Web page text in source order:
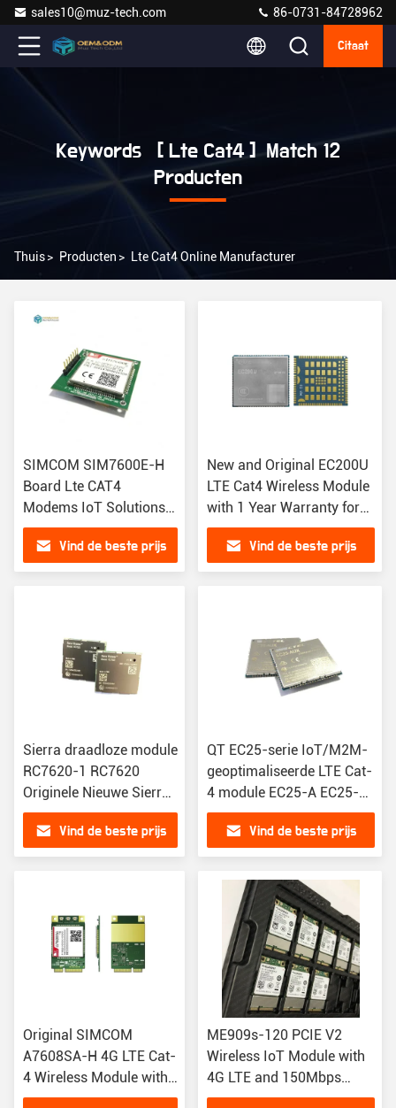
sales10@muz-tech.com 86-0731-84728962
Citaat
Keywords [ Lte Cat4 ] Match 12
Producten
Thuis> Producten > Lte Cat4 Online Manufacturer
SIMCOM SIM7600E-H
Board Lte CAT4
Modems IoT Solutions
SIM7600E SIM7600G
GSM GPS GPRS
draadloze module
Vind de beste prijs
New and Original EC200U
LTE Cat4 Wireless Module
with 1 Year Warranty for
M2M Applications
Vind de beste prijs
Sierra draadloze module
RC7620-1 RC7620
Originele Nieuwe Sierra
RC7620 RC7620-1 4G
LTE Cat4 M2M
Draadloze IOT
Vind de beste prijs
QT EC25-serie IoT/M2M-
geoptimaliseerde LTE Cat-
4 module EC25-A EC25-
AF EC25-AFX EC25-AU
EC25-AUX EC25-E EC25-
EUX EC25-V EC25-M
Vind de beste prijs
Original SIMCOM
A7608SA-H 4G LTE Cat-
4 Wireless Module with
150Mbps Downlink Mini
ME909s-120 PCIE V2
Wireless IoT Module with
4G LTE and 150Mbps
Downlink for Industrial